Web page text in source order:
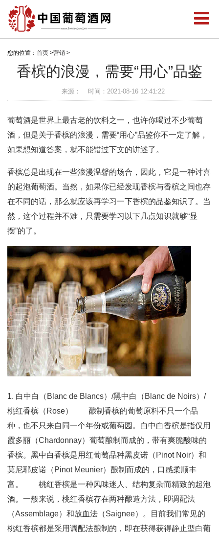
您的位置： 首页 >营销 >
香槟的浪漫，需要“用心”品鉴
来源： 时间：2021-08-16 12:41:22
葡萄酒是世界上最古老的饮料之一，也许你喝过不少葡萄
酒，但是关于香槟的浪漫，需要“用心”品鉴你不一定了解，
如果想知道答案，就不能错过下文的讲述了。
香槟总是出现在一些浪漫温馨的场合，因此，它是一种讨喜
的起泡葡萄酒。当然，如果你已经发现香槟与香槟之间也存
在不同的话，那么就应该再学习一下香槟的品鉴知识了。当
然，这个过程并不难，只需要学习以下几点知识就够“显
摆”的了。
1. 白中白（Blanc de Blancs）/黑中白（Blanc de Noirs）/
桃红香槟（Rose） 酿制香槟的葡萄原料不只一个品
种，也不只来自同一个年份或葡萄园。白中白香槟是指仅用
霞多丽（Chardonnay）葡萄酿制而成的，带有爽脆酸味的
香槟。黑中白香槟是用红葡萄品种黑皮诺（Pinot Noir）和
莫尼耶皮诺（Pinot Meunier）酿制而成的，口感柔顺丰
富。 桃红香槟是一种风味迷人、结构复杂而精致的起泡
酒。一般来说，桃红香槟存在两种酿造方法，即调配法
（Assemblage）和放血法（Saignee）。目前我们常见的
桃红香槟都是采用调配法酿制的，即在获得获得静止型白葡